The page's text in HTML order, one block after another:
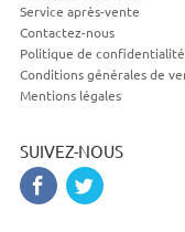
Service après-vente
Contactez-nous
Politique de confidentialité
Conditions générales de
Mentions légales
SUIVEZ-NOUS